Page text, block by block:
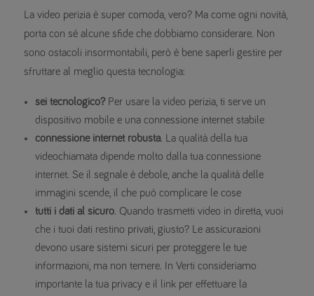
La video perizia è super comoda, vero? Ma come ogni novità,
porta con sé alcune sfide che dobbiamo considerare. Non
sono ostacoli insormontabili, però è bene saperli gestire per
sfruttare al meglio questa tecnologia:
sei tecnologico?Per usare la video perizia, ti serve un
dispositivo mobile e una connessione internet stabile
connessione internet robusta. La qualità della tua
videochiamata dipende molto dalla tua connessione
internet. Se il segnale è debole, anche la qualità delle
immagini scende, il che può complicare le cose
tutti i dati al sicuro. Quando trasmetti video in diretta, vuoi
che i tuoi dati restino privati, giusto? Le assicurazioni
devono usare sistemi sicuri per proteggere le tue
informazioni, ma non temere. In Verti consideriamo
importante la tua privacy e il link per effettuare la